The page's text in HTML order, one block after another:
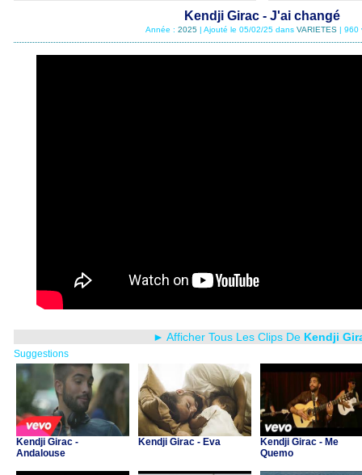
Kendji Girac - J'ai changé
Année : 2025 | Ajouté le 05/02/25 dans VARIETES | 960
► Afficher Tous Les Clips De Kendji
Suggestions
Kendji Girac -
Andalouse
Kendji Girac - Eva
Kendji Girac - Me
Quemo